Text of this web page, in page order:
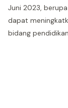
Juni 2023,
dapat
bidang